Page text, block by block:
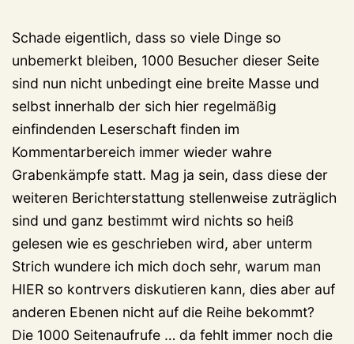
Schade eigentlich, dass so viele Dinge so
unbemerkt bleiben, 1000 Besucher dieser Seite
sind nun nicht unbedingt eine breite Masse und
selbst innerhalb der sich hier regelmäßig
einfindenden Leserschaft finden im
Kommentarbereich immer wieder wahre
Grabenkämpfe statt. Mag ja sein, dass diese der
weiteren Berichterstattung stellenweise zuträglich
sind und ganz bestimmt wird nichts so heiß
gelesen wie es geschrieben wird, aber unterm
Strich wundere ich mich doch sehr, warum man
HIER so kontrvers diskutieren kann, dies aber auf
anderen Ebenen nicht auf die Reihe bekommt?
Die 1000 Seitenaufrufe … da fehlt immer noch die